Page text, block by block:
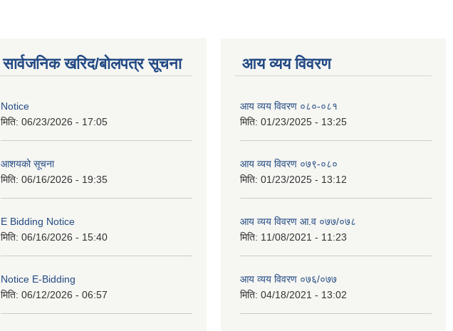
सार्वजनिक खरिद/बोलपत्र सूचना
Notice
मिति: 06/23/2026 - 17:05
आशयको सूचना
मिति: 06/16/2026 - 19:35
E Bidding Notice
मिति: 06/16/2026 - 15:40
Notice E-Bidding
मिति: 06/12/2026 - 06:57
आय व्यय विवरण
आय व्यय विवरण ०८०-०८१
मिति: 01/23/2025 - 13:25
आय व्यय विवरण ०७९-०८०
मिति: 01/23/2025 - 13:12
आय व्यय विवरण आ.व ०७७/०७८
मिति: 11/08/2021 - 11:23
आय व्यय विवरण ०७६/०७७
मिति: 04/18/2021 - 13:02